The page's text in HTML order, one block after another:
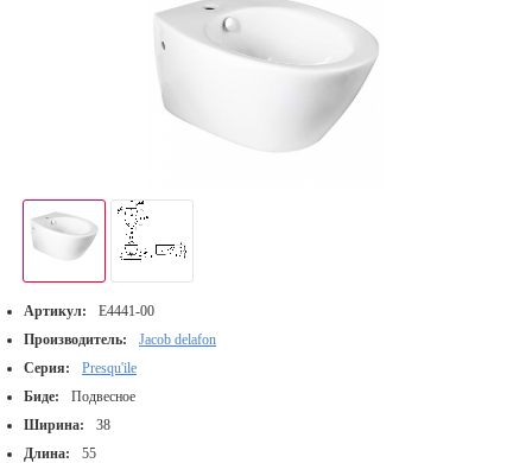
Артикул:
E4441-00
Производитель:
Jacob delafon
Серия:
Presqu'ile
Биде:
Подвесное
Ширина:
38
Длина:
55